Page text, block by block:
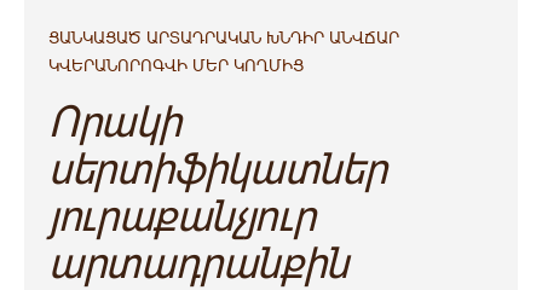
ՑԱՆԿԱՑԱԾ ԱՐՏԱԴՐԱԿԱՆ ԽՆԴԻՐ ԱՆՎՃԱՐ
ԿՎԵՐԱՆՈՐՈԳՎԻ ՄԵՐ ԿՈՂՄԻՑ
Որակի
սերտիֆիկատներ
յուրաքանչյուր
արտադրանքին